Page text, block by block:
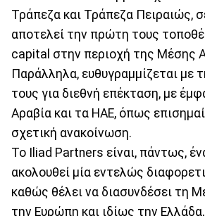
Τράπεζα και Τράπεζα Πειραιώς,
αποτελεί την πρώτη τους
capital στην περιοχή της Μέσης
Παράλληλα, ευθυγραμμίζεται με
τους για διεθνή επέκταση, με
Αραβία και τα ΗΑΕ, όπως
σχετική ανακοίνωση.
Το Iliad Partners είναι, πάντως,
ακολουθεί μία εντελώς
καθώς θέλει να διασυνδέσει τη
την Ευρώπη και ιδίως την